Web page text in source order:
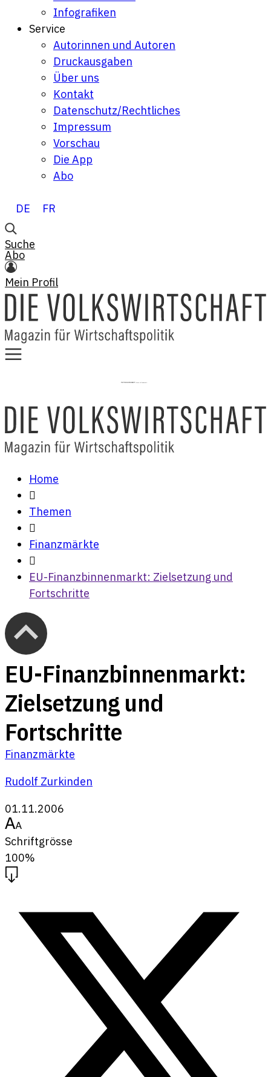
Infografiken
Service
Autorinnen und Autoren
Druckausgaben
Über uns
Kontakt
Datenschutz/Rechtliches
Impressum
Vorschau
Die App
Abo
DE FR
Suche
Abo
Mein Profil
Home
Themen
Finanzmärkte
EU-Finanzbinnenmarkt: Zielsetzung und
Fortschritte
EU-Finanzbinnenmarkt:
Zielsetzung und
Fortschritte
Finanzmärkte
Rudolf Zurkinden
01.11.2006
Schriftgrösse
100%